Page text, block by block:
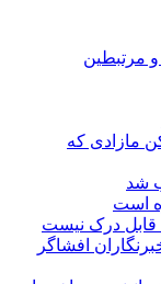
و مرتبطین
مازادی که
شد
است
افشاگر